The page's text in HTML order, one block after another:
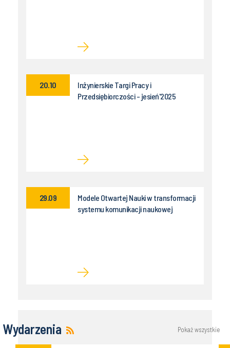
Inżynierskie Targi Pracy i
Przedsiębiorczości - jesień'2025
20.10
Modele Otwartej Nauki w transformacji
systemu komunikacji naukowej
29.09
Wydarzenia Pokaż wszystkie